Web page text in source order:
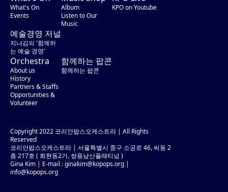
What's On
Events
Album
Listen to Our
Music
KPO on Youtube
예술경영 저널
지나김의 '함께하
는 예술 경영'
Orchestra
About us
History
Partners & Staffs
Opportunities &
Volunteer
함께하는 팝콘
함께하는 팝콘
Copyright 2022 코리안팝스오케스트라 | All Rights
Reserved
코리안팝스오케스트라 | 서울특별시 중구 소공로 46, 씨동 2
층 217호 ( 회현동2가, 쌍용남산플래티넘 )
Gina Kim | E-mail :ginakim@kopops.org |
info@kopops.org